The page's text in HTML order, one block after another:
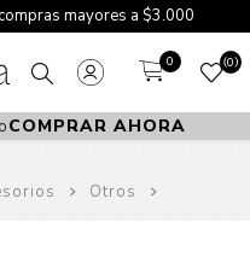
mayores a $3.000
0 0
COMPRAR AHORA
Otros